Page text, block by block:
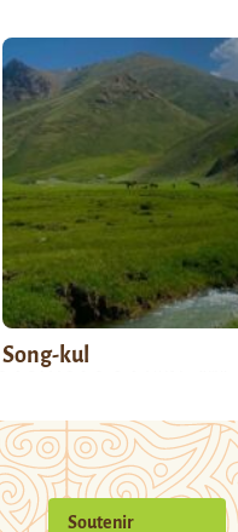
Song-kul
Soutenir